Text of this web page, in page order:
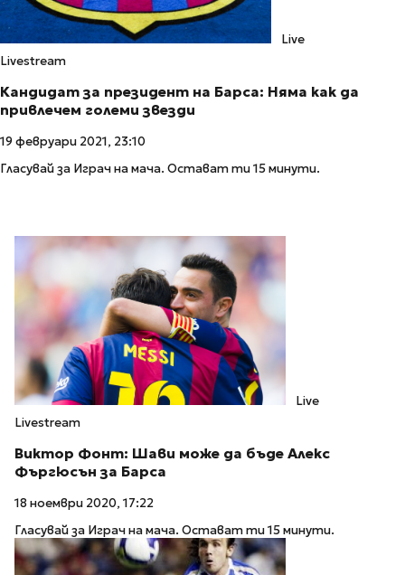
Live
Livestream
Кандидат за президент на Барса: Няма как да
привлечем големи звезди
19 февруари 2021, 23:10
Гласувай за Играч на мача. Остават ти 15 минути.
Live
Livestream
Виктор Фонт: Шави може да бъде Алекс
Фъргюсън за Барса
18 ноември 2020, 17:22
Гласувай за Играч на мача. Остават ти 15 минути.